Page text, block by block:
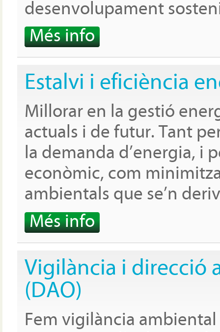
desenvolupament
Més info
Estalvi i eficiència
Millorar en la gestió
actuals i de futur. Tant
la demanda d’energia, i
econòmic, com
ambientals que se’n
Més info
Vigilància i direcció
(DAO)
Fem vigilància ambiental